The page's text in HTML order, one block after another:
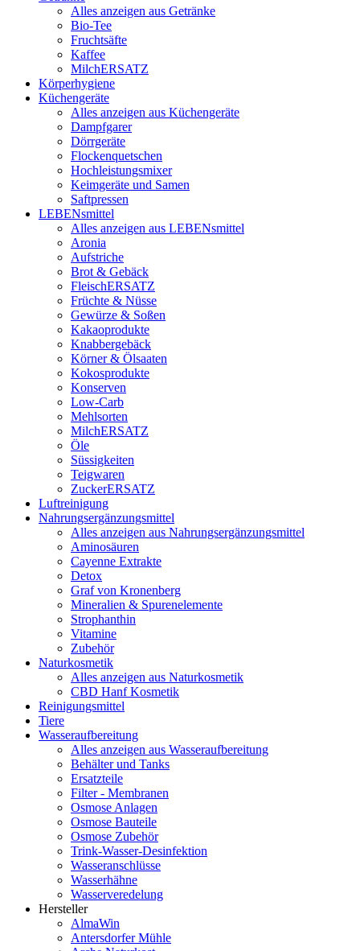
Alles anzeigen aus Getränke
Bio-Tee
Fruchtsäfte
Kaffee
MilchERSATZ
Körperhygiene
Küchengeräte
Alles anzeigen aus Küchengeräte
Dampfgarer
Dörrgeräte
Flockenquetschen
Hochleistungsmixer
Keimgeräte und Samen
Saftpressen
LEBENsmittel
Alles anzeigen aus LEBENsmittel
Aronia
Aufstriche
Brot & Gebäck
FleischERSATZ
Früchte & Nüsse
Gewürze & Soßen
Kakaoprodukte
Knabbergebäck
Körner & Ölsaaten
Kokosprodukte
Konserven
Low-Carb
Mehlsorten
MilchERSATZ
Öle
Süssigkeiten
Teigwaren
ZuckerERSATZ
Luftreinigung
Nahrungsergänzungsmittel
Alles anzeigen aus Nahrungsergänzungsmittel
Aminosäuren
Cayenne Extrakte
Detox
Graf von Kronenberg
Mineralien & Spurenelemente
Strophanthin
Vitamine
Zubehör
Naturkosmetik
Alles anzeigen aus Naturkosmetik
CBD Hanf Kosmetik
Reinigungsmittel
Tiere
Wasseraufbereitung
Alles anzeigen aus Wasseraufbereitung
Behälter und Tanks
Ersatzteile
Filter - Membranen
Osmose Anlagen
Osmose Bauteile
Osmose Zubehör
Trink-Wasser-Desinfektion
Wasseranschlüsse
Wasserhähne
Wasserveredelung
Hersteller
AlmaWin
Antersdorfer Mühle